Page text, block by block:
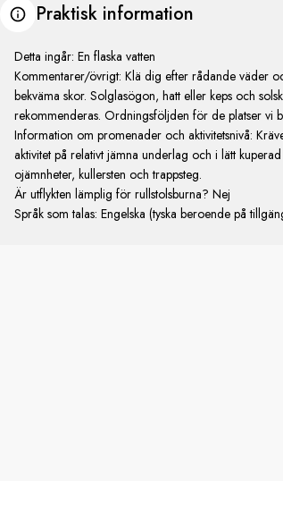
Praktisk information
Detta ingår: En flaska vatten
Kommentarer/övrigt: Klä dig efter rådande väder
bekväma skor. Solglasögon, hatt eller keps och
rekommenderas. Ordningsföljden för de platser vi
Information om promenader och aktivitetsnivå:
aktivitet på relativt jämna underlag och i lätt
ojämnheter, kullersten och trappsteg.
Är utflykten lämplig för rullstolsburna? Nej
Språk som talas: Engelska (tyska beroende på